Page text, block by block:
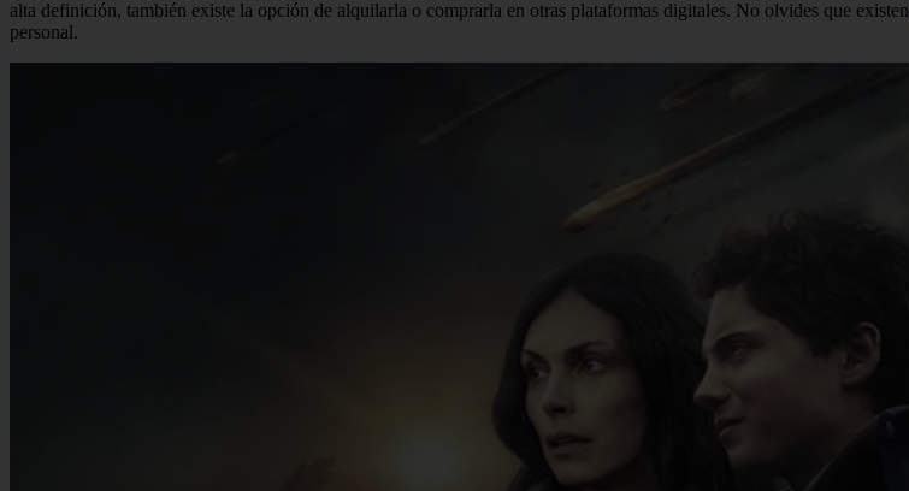
alta definición, también existe la opción de alquilarla o comprarla en otras plataformas digitales. No olvides que existen
personal.